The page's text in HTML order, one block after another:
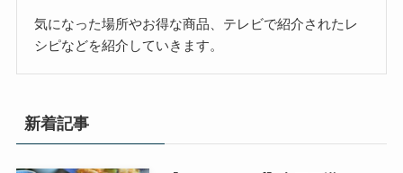
気になった場所やお得な商品、テレビで紹介されたレ
シピなどを紹介していきます。
新着記事